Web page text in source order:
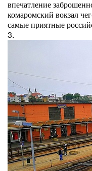
впечатление
комаромский вокзал
самые приятные
3.